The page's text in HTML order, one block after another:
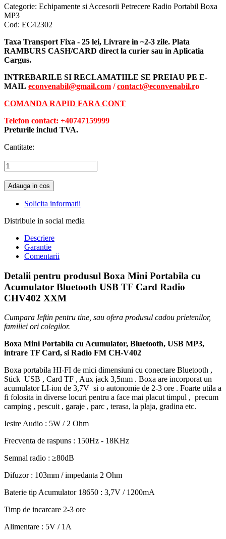
Categorie: Echipamente si Accesorii Petrecere Radio Portabil Boxa
MP3
Cod: EC42302
Taxa Transport Fixa - 25 lei, Livrare in ~2-3 zile. Plata
RAMBURS CASH/CARD direct la curier sau in Aplicatia
Cargus.
INTREBARILE SI RECLAMATIILE SE PREIAU PE E-
MAIL econvenabil@gmail.com /contact@econvenabil.ro
COMANDA RAPID FARA CONT
Telefon contact: +40747159999
Preturile includ TVA.
Cantitate:
Adauga in cos
Solicita informatii
Distribuie in social media
Descriere
Garantie
Comentarii
Detalii pentru produsul Boxa Mini Portabila cu
Acumulator Bluetooth USB TF Card Radio
CHV402 XXM
Cumpara Ieftin pentru tine, sau ofera produsul cadou prietenilor,
familiei ori colegilor.
Boxa Mini Portabila cu Acumulator, Bluetooth, USB MP3,
intrare TF Card, si Radio FM CH-V402
Boxa portabila HI-FI de mici dimensiuni cu conectare Bluetooth ,
Stick USB , Card TF , Aux jack 3,5mm . Boxa are incorporat un
acumulator LI-ion de 3,7V si o autonomie de 2-3 ore . Foarte utila a
fi folosita in diverse locuri pentru a face mai placut timpul , precum
camping , pescuit , garaje , parc , terasa, la plaja, gradina etc.
Iesire Audio : 5W / 2 Ohm
Frecventa de raspuns : 150Hz - 18KHz
Semnal radio : ≥80dB
Difuzor : 103mm / impedanta 2 Ohm
Baterie tip Acumulator 18650 : 3,7V / 1200mA
Timp de incarcare 2-3 ore
Alimentare : 5V / 1A